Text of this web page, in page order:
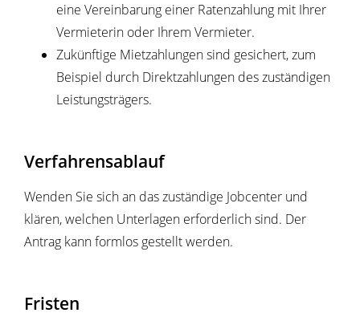
eine Vereinbarung einer Ratenzahlung mit Ihrer
Vermieterin oder Ihrem Vermieter.
Zukünftige Mietzahlungen sind gesichert, zum
Beispiel durch Direktzahlungen des zuständigen
Leistungsträgers.
Verfahrensablauf
Wenden Sie sich an das zuständige Jobcenter und
klären, welchen Unterlagen erforderlich sind. Der
Antrag kann formlos gestellt werden.
Fristen